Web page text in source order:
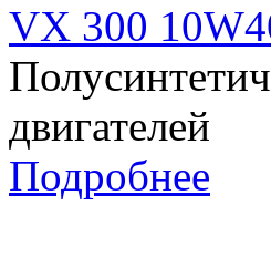
VX 300
двигателей
Подробнее